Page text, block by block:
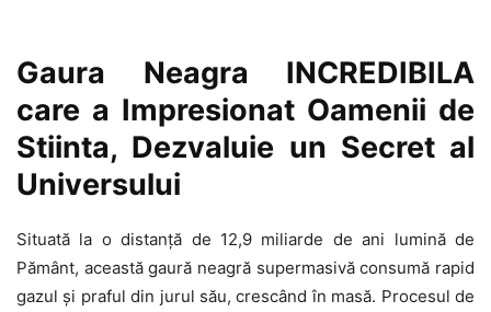
Gaura Neagra INCREDIBILA
care a Impresionat Oamenii de
Stiinta, Dezvaluie un Secret al
Universului
Situată la o distanță de 12,9 miliarde de ani lumină de
Pământ, această gaură neagră supermasivă consumă rapid
gazul și praful din jurul său, crescând în masă. Procesul de